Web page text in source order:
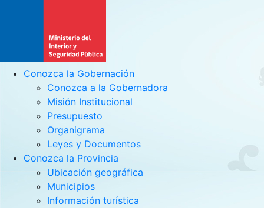
Conozca la Gobernación
Conozca a la Gobernadora
Misión Institucional
Presupuesto
Organigrama
Leyes y Documentos
Conozca la Provincia
Ubicación geográfica
Municipios
Información turística